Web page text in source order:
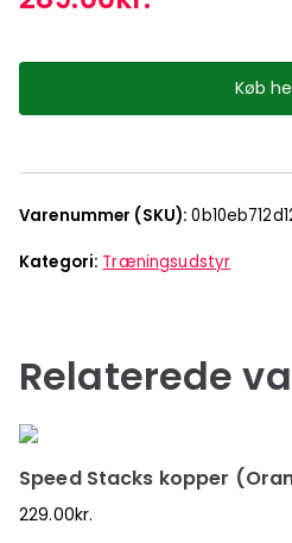
Køb
Varenummer (SKU):
Kategori: Træningsudstyr
Relaterede
Speed Stacks kopper
229.00kr.